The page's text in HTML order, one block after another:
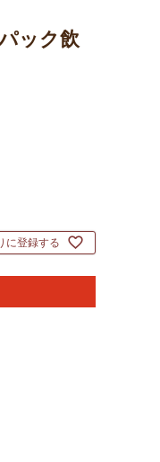
ック飲
に登録する